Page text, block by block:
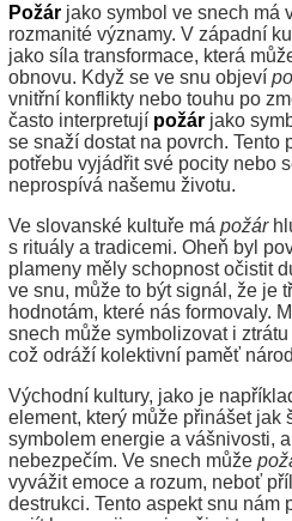
Požár jako symbol ve snech má
rozmanité významy. V západní
jako síla transformace, která
obnovu. Když se ve snu objeví
vnitřní konflikty nebo touhu po
často interpretují požár jako
se snaží dostat na povrch. Tento
potřebu vyjádřit své pocity nebo
neprospívá našemu životu.
Ve slovanské kultuře má požár
s rituály a tradicemi. Oheň byl
plameny měly schopnost očistit
ve snu, může to být signál, že je
hodnotám, které nás formovaly.
snech může symbolizovat i
což odráží kolektivní paměť
Východní kultury, jako je
element, který může přinášet jak
symbolem energie a vášnivosti,
nebezpečím. Ve snech může
vyvážit emoce a rozum, neboť
destrukci. Tento aspekt snu nám